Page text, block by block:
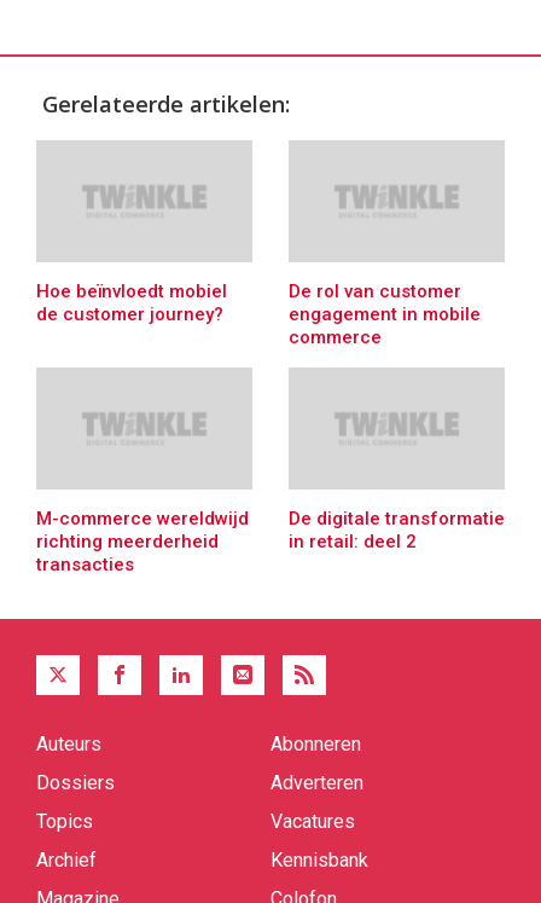
Gerelateerde artikelen:
Hoe beïnvloedt mobiel
de customer journey?
De rol van customer
engagement in mobile
commerce
M-commerce wereldwijd
richting meerderheid
transacties
De digitale transformatie
in retail: deel 2
Quick
Auteurs
Dossiers
Topics
Archief
Magazine
Abonneren
Adverteren
Vacatures
Kennisbank
Colofon